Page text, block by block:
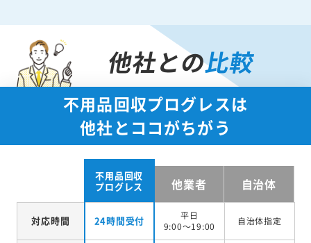
他社との比較
不用品回収プログレスは
他社とココがちがう
不用品回収
プログレス
他業者 自治体
対応時間 24時間受付
平日
9:00～19:00
自治体指定